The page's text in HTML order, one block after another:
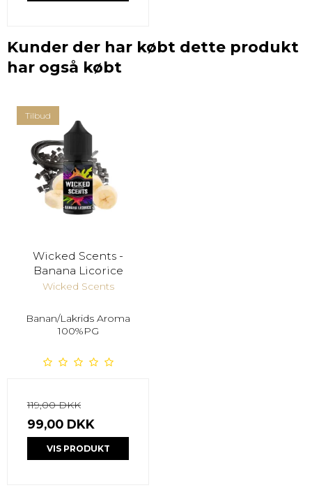
Kunder der har købt dette produkt
har også købt
Tilbud
Wicked Scents -
Banana Licorice
Wicked Scents
Banan/Lakrids Aroma
100%PG
119,00 DKK
99,00 DKK
VIS PRODUKT